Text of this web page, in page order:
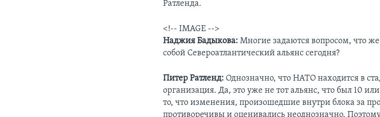
Ратленда.
<!-- IMAGE -->
Наджия Бадыкова: Многие задаются вопросом, что же
собой Североатлантический альянс сегодня?
Питер Ратленд: Однозначно, что НАТО находится в
организация. Да, это уже не тот альянс, что был 10
то, что изменения, произошедшие внутри блока за
противоречивы и оценивались неоднозначно.